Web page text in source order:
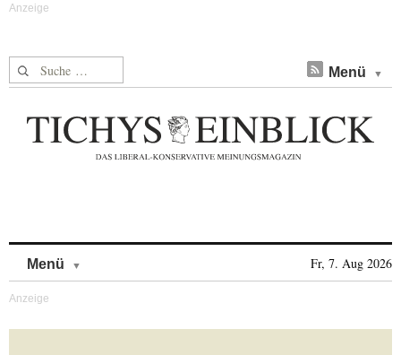
Suche nach: Menü
Menü Fr, 7. Aug 2026